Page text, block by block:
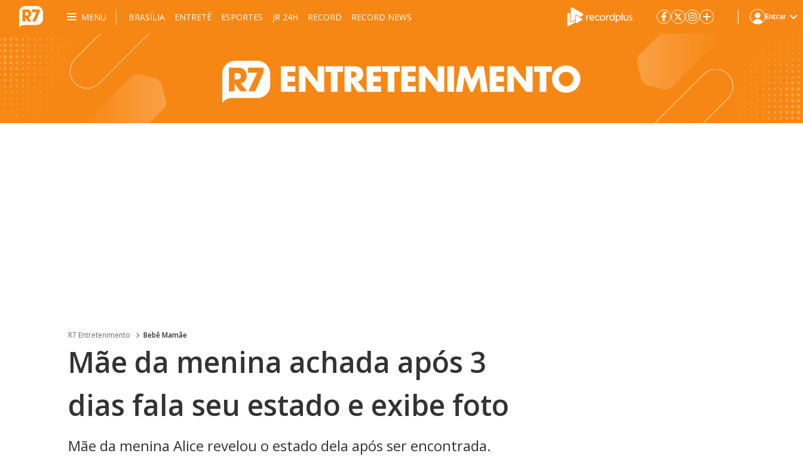
MENU BRASÍLIA ENTRETÊ ESPORTES JR 24H RECORD RECORD NEWS Entrar
R7 Entretenimento Bebê Mamãe
Mãe da menina achada após 3
dias fala seu estado e exibe foto
Mãe da menina Alice revelou o estado dela após ser encontrada.